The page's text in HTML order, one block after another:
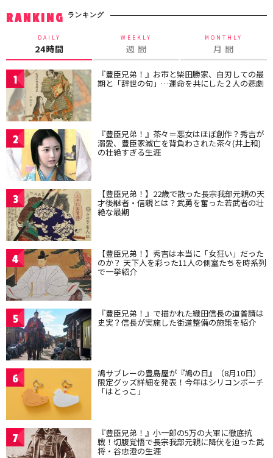
RANKING ランキング
DAILY
24時間
WEEKLY
週 間
MONTHLY
月 間
1 『豊臣兄弟！』お市と柴田勝家、自刃しての最
期と「辞世の句」…運命を共にした２人の悲劇
2 『豊臣兄弟！』茶々＝悪女はほぼ創作？秀吉が
溺愛、豊臣家滅亡を背負わされた茶々(井上和)
の壮絶すぎる生涯
3 【豊臣兄弟！】22歳で散った長宗我部元親の天
才後継者・信親とは？武勇を奮った若武者の壮
絶な最期
4 【豊臣兄弟！】秀吉は本当に「女狂い」だった
のか？ 天下人を彩った11人の側室たちを時系列
で一挙紹介
5 『豊臣兄弟！』で描かれた織田信長の道普請は
史実？信長が実施した街道整備の施策を紹介
6 鳩サブレーの豊島屋が『鳩の日』（8月10日）
限定グッズ詳細を発表！今年はシリコンポーチ
「はとっこ」
7 『豊臣兄弟！』小一郎の5万の大軍に徹底抗
戦！切腹覚悟で長宗我部元親に降伏を迫った武
将・谷忠澄の生涯